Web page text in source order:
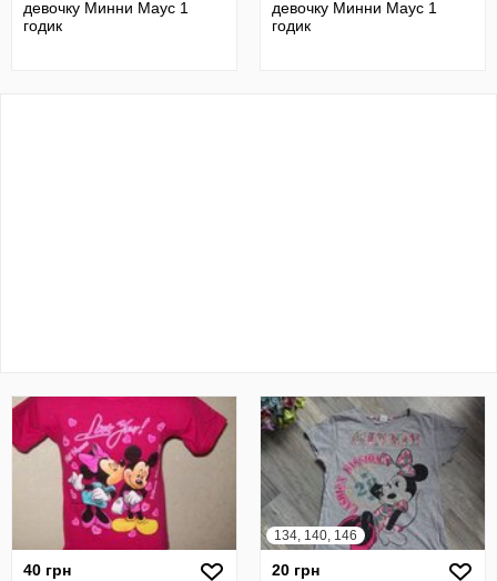
девочку Минни Маус 1
годик
девочку Минни Маус 1
годик
40 грн
134, 140, 146
20 грн